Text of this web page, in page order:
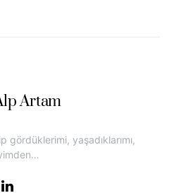
Artam
gördüklerimi, yaşadıklarımı,